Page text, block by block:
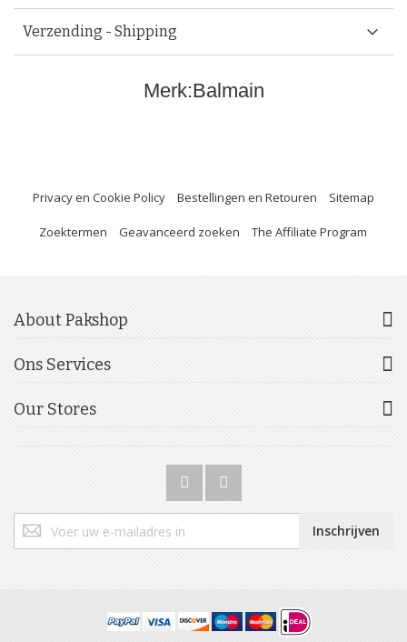
Verzending - Shipping
Merk:Balmain
Privacy en Cookie Policy Bestellingen en Retouren Sitemap
Zoektermen Geavanceerd zoeken The Affiliate Program
About Pakshop
Ons Services
Our Stores
u
op
Inschrijven